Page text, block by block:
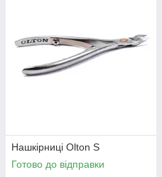
Нашкірниці Olton S
Готово до відправки